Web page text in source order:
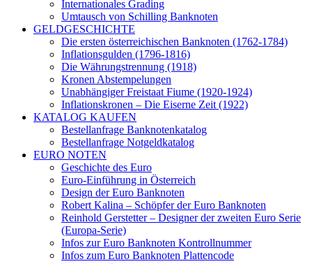
Internationales Grading
Umtausch von Schilling Banknoten
GELDGESCHICHTE
Die ersten österreichischen Banknoten (1762-1784)
Inflationsgulden (1796-1816)
Die Währungstrennung (1918)
Kronen Abstempelungen
Unabhängiger Freistaat Fiume (1920-1924)
Inflationskronen – Die Eiserne Zeit (1922)
KATALOG KAUFEN
Bestellanfrage Banknotenkatalog
Bestellanfrage Notgeldkatalog
EURO NOTEN
Geschichte des Euro
Euro-Einführung in Österreich
Design der Euro Banknoten
Robert Kalina – Schöpfer der Euro Banknoten
Reinhold Gerstetter – Designer der zweiten Euro Serie
(Europa-Serie)
Infos zur Euro Banknoten Kontrollnummer
Infos zum Euro Banknoten Plattencode